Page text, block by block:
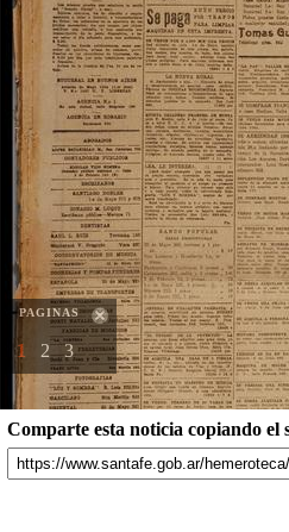
PAGINAS
1 2 3
Comparte esta noticia copiando el